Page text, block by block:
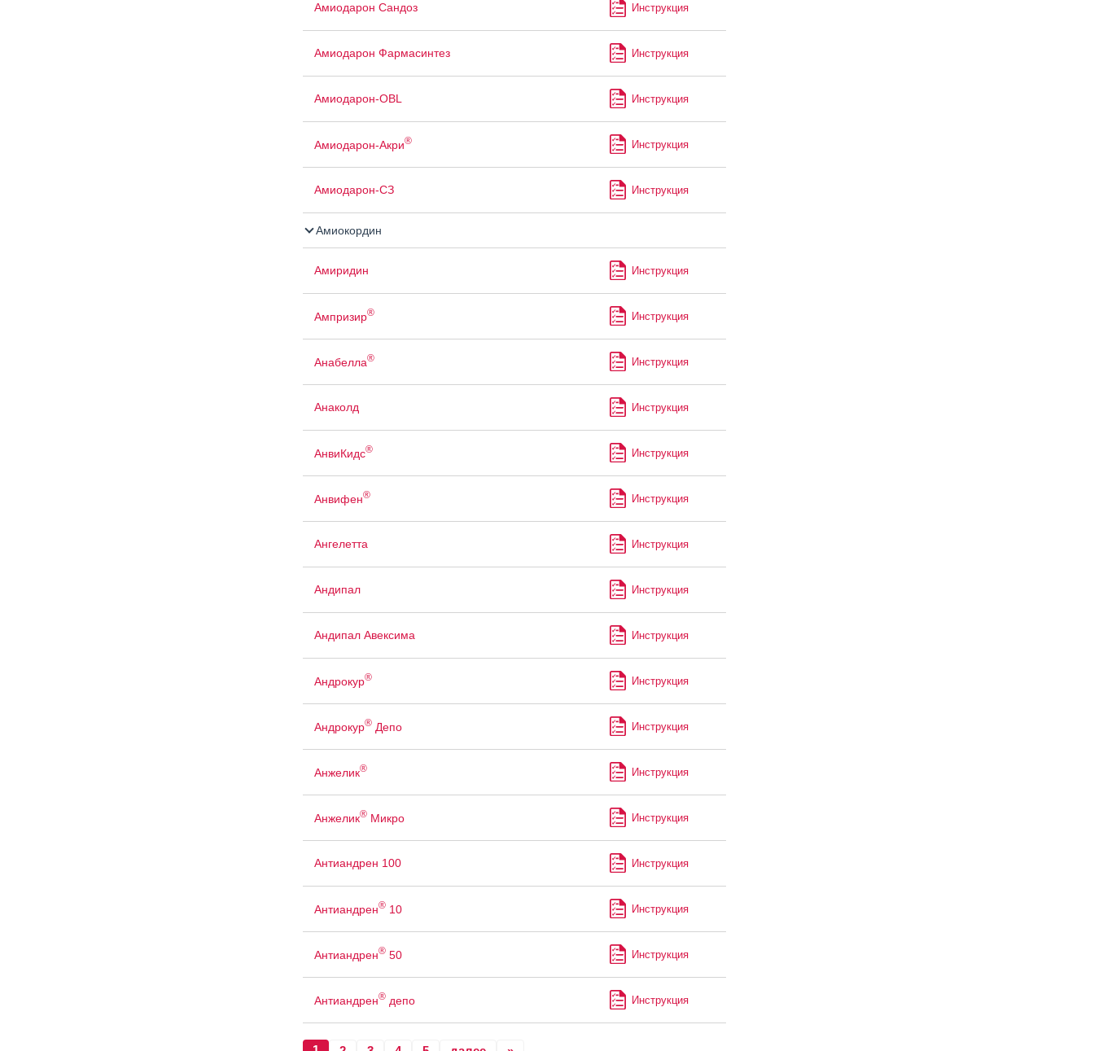
Амиодарон Сандоз Инструкция
Амиодарон Фармасинтез Инструкция
Амиодарон-OBL Инструкция
Амиодарон-Акри® Инструкция
Амиодарон-СЗ Инструкция
Амиокордин
Амиридин Инструкция
Ампризир® Инструкция
Анабелла® Инструкция
Анаколд Инструкция
АнвиКидс® Инструкция
Анвифен® Инструкция
Ангелетта Инструкция
Андипал Инструкция
Андипал Авексима Инструкция
Андрокур® Инструкция
Андрокур®Депо Инструкция
Анжелик® Инструкция
Анжелик®Микро Инструкция
Антиандрен 100 Инструкция
Антиандрен®10 Инструкция
Антиандрен®50 Инструкция
Антиандрен®депо Инструкция